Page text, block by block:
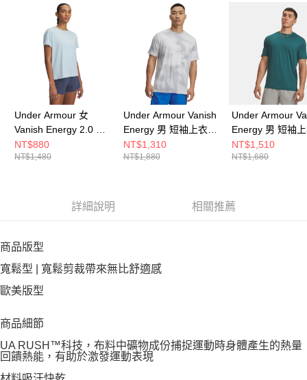
４．使用「AFTEE先享後付」時，將依據個別帳號之用戶狀況，依本公司即
時審查核予不同之上限額度；若仍有額度不足之情形，本公司將視審查結果
請求用戶進行身份認證。
５．嚴禁一人註冊多個帳號或使用他人資訊註冊。若發現惡意使用之情形，
恩沛科技股份有限公司將有權停止該用戶之使用額度並採取法律行動。
Under Armour 女
Vanish Energy 2.0 女
短袖上衣 1379141-
494
NT$880
NT$1,480
Under Armour Vanish
Energy 男 短袖上衣
1383974-104
NT$1,310
NT$1,880
Under Armour
Energy 男 短袖
1383973-338
NT$1,510
NT$1,680
詳細說明 相關推薦
商品版型
寬鬆型 | 寬鬆剪裁帶來無比舒適感
歐美版型
商品細節
UA RUSH™科技，布料中礦物成份捕捉運動時身體產生的熱量
回饋熱能，有助於激發運動表現